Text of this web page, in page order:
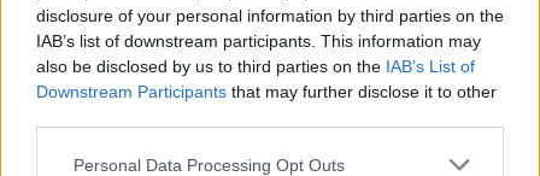
disclosure of your personal information by third parties on the
IAB’s list of downstream participants. This information may
also be disclosed by us to third parties on the IAB’s List of
Downstream Participants that may further disclose it to other
Personal Data Processing Opt Outs